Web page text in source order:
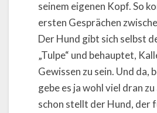
seinem eigenen Kopf. So
ersten Gesprächen
Der Hund gibt sich selbst
„Tulpe“ und behauptet,
Gewissen zu sein. Und da,
gebe es ja wohl viel dran
schon stellt der Hund, der